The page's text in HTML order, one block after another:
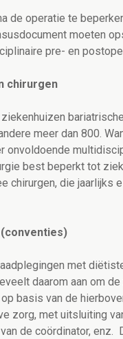
de operatie te
moeten
pre- en
chirurgen
meer dan 800.
onvoldoende
best beperkt tot
chirurgen, die jaarlijks
met
daarom aan om
basis van de
zorg, met uitsluiting
de coördinator, enz.